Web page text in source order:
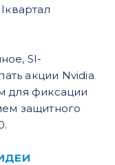
SI-
акции Nvidia
для фиксации
защитного